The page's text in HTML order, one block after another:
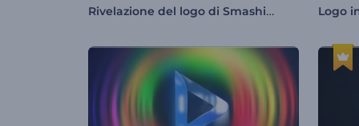
Rivelazione del logo di Smashing Glass Logo